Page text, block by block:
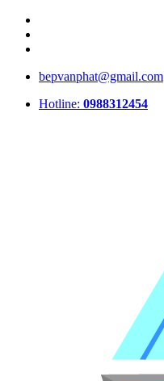
bepvanphat@gmail.com
Hotline: 0988312454